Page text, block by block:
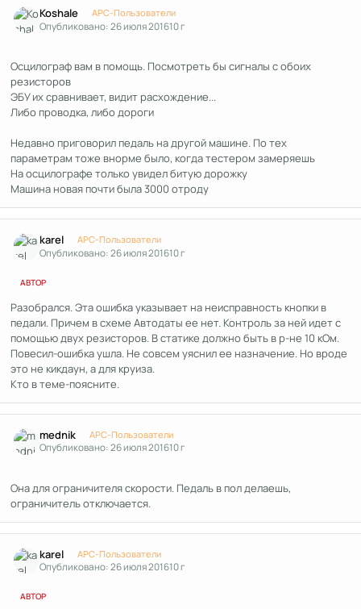
Koshale APC-Пользователи
Опубликовано:26 июля 201610 г
Осцилограф вам в помощь. Посмотреть бы сигналы с обоих
резисторов
ЭБУ их сравнивает, видит расхождение...
Либо проводка, либо дороги
Недавно приговорил педаль на другой машине. По тех
параметрам тоже внорме было, когда тестером замеряешь
На осцилографе только увидел битую дорожку
Машина новая почти была 3000 отроду
karel APC-Пользователи
Опубликовано:26 июля 201610 г
АВТОР
Разобрался. Эта ошибка указывает на неисправность кнопки в
педали. Причем в схеме Автодаты ее нет. Контроль за ней идет с
помощью двух резисторов. В статике должно быть в р-не 10 кОм.
Повесил-ошибка ушла. Не совсем уяснил ее назначение. Но вроде
это не кикдаун, а для круиза.
Кто в теме-поясните.
mednik APC-Пользователи
Опубликовано:26 июля 201610 г
Она для ограничителя скорости. Педаль в пол делаешь,
ограничитель отключается.
karel APC-Пользователи
Опубликовано:26 июля 201610 г
АВТОР